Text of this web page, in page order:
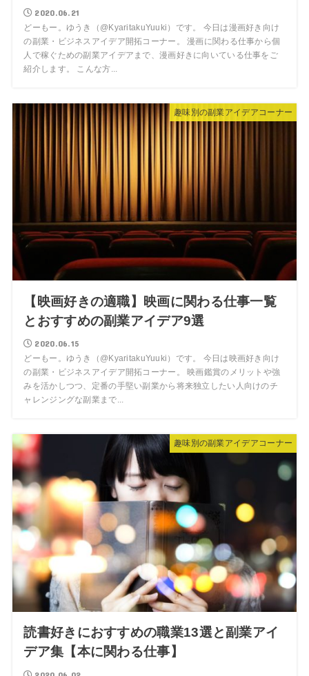
2020.06.21
どーもー。ゆうき（@KyaritakuYuuki）です。 今日は漫画好き向け
の副業・ビジネスアイデア開拓コーナー。 漫画に関わる仕事から個
人で稼ぐための副業アイデアまで、漫画好きに向いている仕事をご
紹介します。 こんな方...
趣味別の副業アイデアコーナー
【映画好きの適職】映画に関わる仕事一覧
とおすすめの副業アイデア9選
2020.06.15
どーもー。ゆうき（@KyaritakuYuuki）です。 今日は映画好き向け
の副業・ビジネスアイデア開拓コーナー。 映画鑑賞のメリットや強
みを活かしつつ、定番の手堅い副業から将来独立したい人向けのチ
ャレンジングな副業まで...
趣味別の副業アイデアコーナー
読書好きにおすすめの職業13選と副業アイ
デア集【本に関わる仕事】